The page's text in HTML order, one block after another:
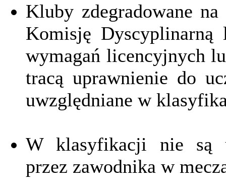
Kluby zdegradowane
Komisję Dyscyplinarną
wymagań licencyjnych
tracą uprawnienie do
uwzględniane w
W klasyfikacji nie są
przez zawodnika w